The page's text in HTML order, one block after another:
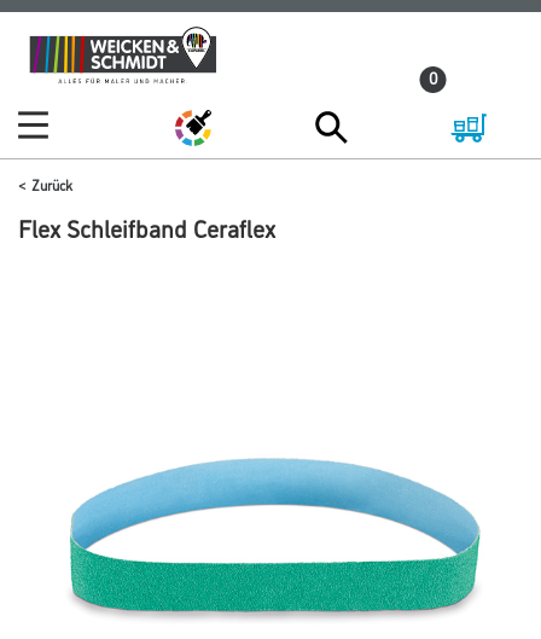
Zum
Inhalt
Zum
Navigationsmenü
0
Zurück
Flex Schleifband Ceraflex